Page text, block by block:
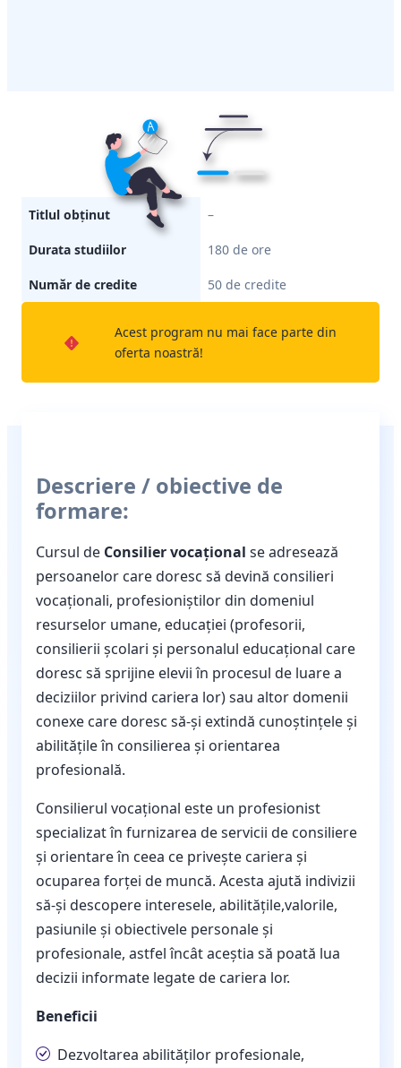
Titlul obținut –
Durata studiilor 180 de ore
Număr de credite 50 de credite
Acest program nu mai face parte din
oferta noastră!
Descriere / obiective de
formare:
Cursul de Consilier vocațional se adresează
persoanelor care doresc să devină consilieri
vocaționali, profesioniștilor din domeniul
resurselor umane, educației (profesorii,
consilierii școlari și personalul educațional care
doresc să sprijine elevii în procesul de luare a
deciziilor privind cariera lor) sau altor domenii
conexe care doresc să-și extindă cunoștințele și
abilitățile în consilierea și orientarea
profesională.
Consilierul vocațional este un profesionist
specializat în furnizarea de servicii de consiliere
și orientare în ceea ce privește cariera și
ocuparea forței de muncă. Acesta ajută indivizii
să-și descopere interesele, abilitățile,valorile,
pasiunile și obiectivele personale și
profesionale, astfel încât aceștia să poată lua
decizii informate legate de cariera lor.
Beneficii
Dezvoltarea abilităților profesionale,